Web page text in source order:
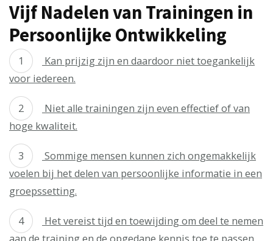
Vijf Nadelen van Trainingen in
Persoonlijke Ontwikkeling
Kan prijzig zijn en daardoor niet toegankelijk
voor iedereen.
Niet alle trainingen zijn even effectief of van
hoge kwaliteit.
Sommige mensen kunnen zich ongemakkelijk
voelen bij het delen van persoonlijke informatie in een
groepssetting.
Het vereist tijd en toewijding om deel te nemen